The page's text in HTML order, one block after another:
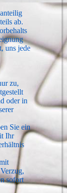
ab.
uns jede
zu,
oder in
Sie ein
Ihr
sofort